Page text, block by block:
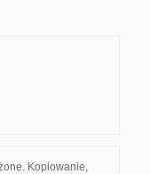
Kopiowanie,